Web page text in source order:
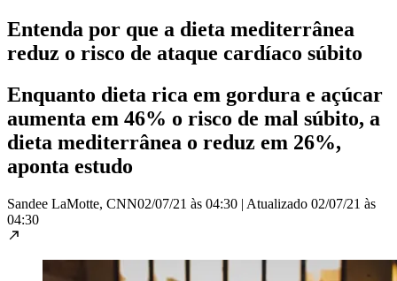
Entenda por que a dieta mediterrânea
reduz o risco de ataque cardíaco súbito
Enquanto dieta rica em gordura e açúcar
aumenta em 46% o risco de mal súbito, a
dieta mediterrânea o reduz em 26%,
aponta estudo
Sandee LaMotte, CNN02/07/21 às 04:30 | Atualizado 02/07/21 às
04:30